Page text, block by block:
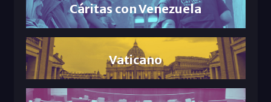
Cáritas con Venezuela
Vaticano